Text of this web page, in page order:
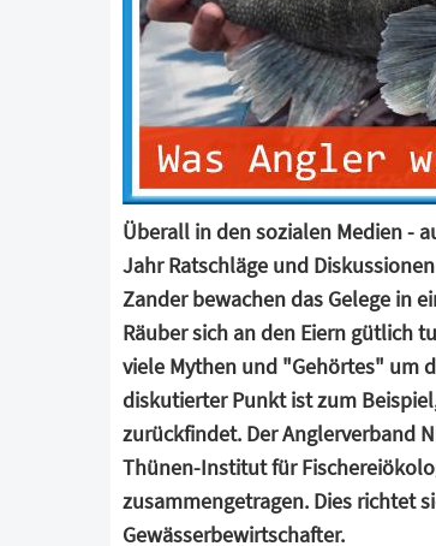
Überall in den sozialen Medien -
Jahr Ratschläge und
Zander bewachen das Gelege in
Räuber sich an den Eiern gütlich
viele Mythen und "Gehörtes" um
diskutierter Punkt ist zum
zurückfindet. Der Anglerverband
Thünen-Institut für
zusammengetragen. Dies richtet
Gewässerbewirtschafter.